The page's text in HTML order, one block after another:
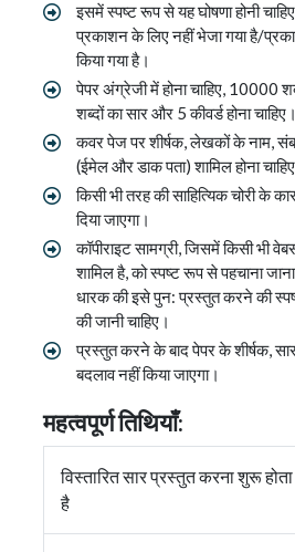
इसमें स्पष्ट रूप से यह घोषणा होनी
प्रकाशन के लिए नहीं भेजा गया है/
किया गया है।
पेपर अंग्रेजी में होना चाहिए, 10000
शब्दों का सार और 5 कीवर्ड होना चाहिए।
कवर पेज पर शीर्षक, लेखकों के नाम,
(ईमेल और डाक पता) शामिल होना
किसी भी तरह की साहित्यिक चोरी के
दिया जाएगा।
कॉपीराइट सामग्री, जिसमें किसी भी
शामिल है, को स्पष्ट रूप से पहचाना
धारक की इसे पुन: प्रस्तुत करने की
की जानी चाहिए।
प्रस्तुत करने के बाद पेपर के शीर्षक,
बदलाव नहीं किया जाएगा।
महत्वपूर्ण तिथियाँ:
विस्तारित सार प्रस्तुत करना शुरू होता
है